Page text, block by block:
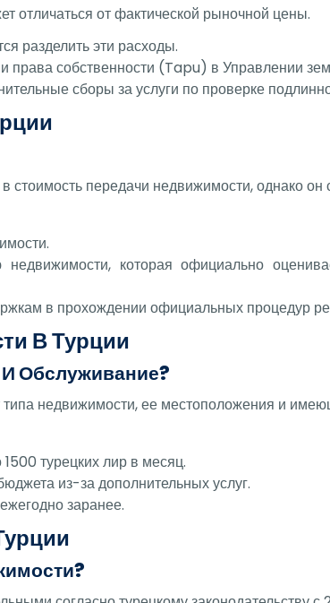
отличаться от фактической рыночной цены.
разделить эти расходы.
права собственности (Tapu) в Управлении
сборы за услуги по проверке
стоимость передачи недвижимости, однако
которая официально
в прохождении официальных процедур
В Турции
Обслуживание?
недвижимости, ее местоположения и
турецких лир в месяц.
из-за дополнительных услуг.
заранее.